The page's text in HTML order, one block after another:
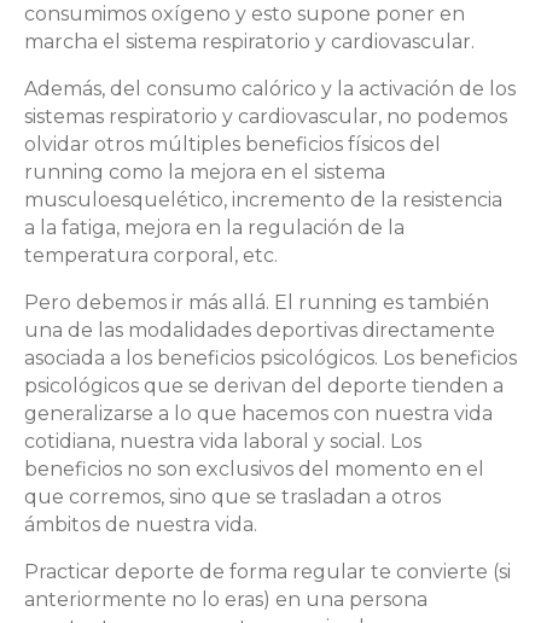
consumimos oxígeno y esto supone poner en
marcha el sistema respiratorio y cardiovascular.
Además, del consumo calórico y la activación de los
sistemas respiratorio y cardiovascular, no podemos
olvidar otros múltiples beneficios físicos del
running como la mejora en el sistema
musculoesquelético, incremento de la resistencia
a la fatiga, mejora en la regulación de la
temperatura corporal, etc.
Pero debemos ir más allá. El running es también
una de las modalidades deportivas directamente
asociada a los beneficios psicológicos. Los beneficios
psicológicos que se derivan del deporte tienden a
generalizarse a lo que hacemos con nuestra vida
cotidiana, nuestra vida laboral y social. Los
beneficios no son exclusivos del momento en el
que corremos, sino que se trasladan a otros
ámbitos de nuestra vida.
Practicar deporte de forma regular te convierte (si
anteriormente no lo eras) en una persona